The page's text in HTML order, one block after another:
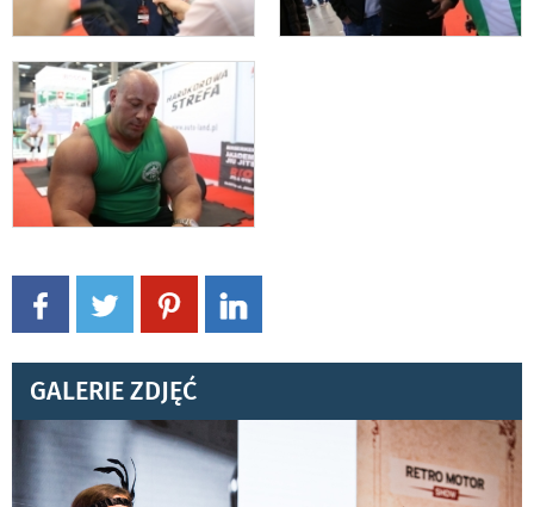
GALERIE ZDJĘĆ